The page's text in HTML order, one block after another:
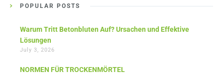
POPULAR POSTS
Warum Tritt Betonbluten Auf? Ursachen und Effektive
Lösungen
July 3, 2026
NORMEN FÜR TROCKENMÖRTEL